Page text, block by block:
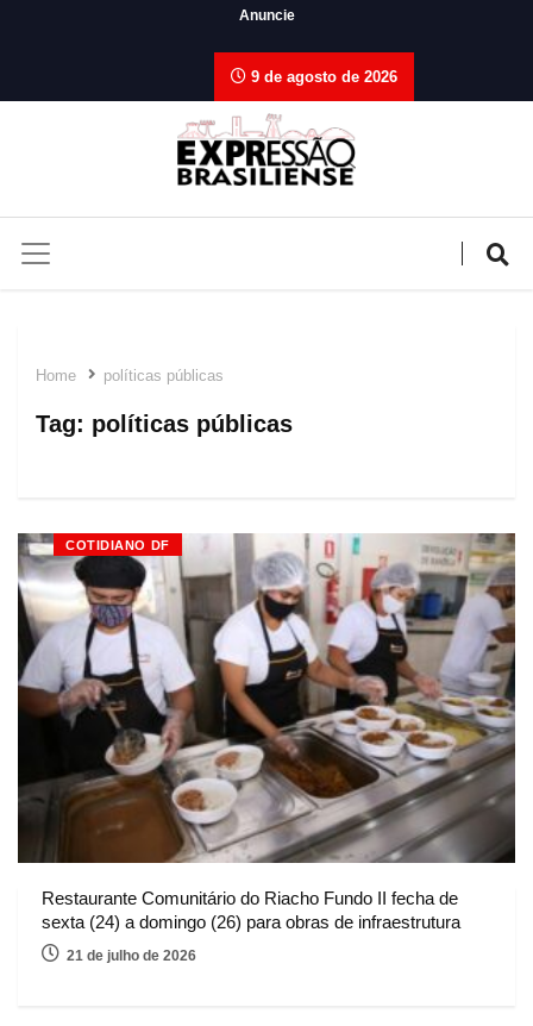
Anuncie
9 de agosto de 2026
Home políticas públicas
Tag: políticas públicas
COTIDIANO DF
Restaurante Comunitário do Riacho Fundo II fecha de
sexta (24) a domingo (26) para obras de infraestrutura
21 de julho de 2026